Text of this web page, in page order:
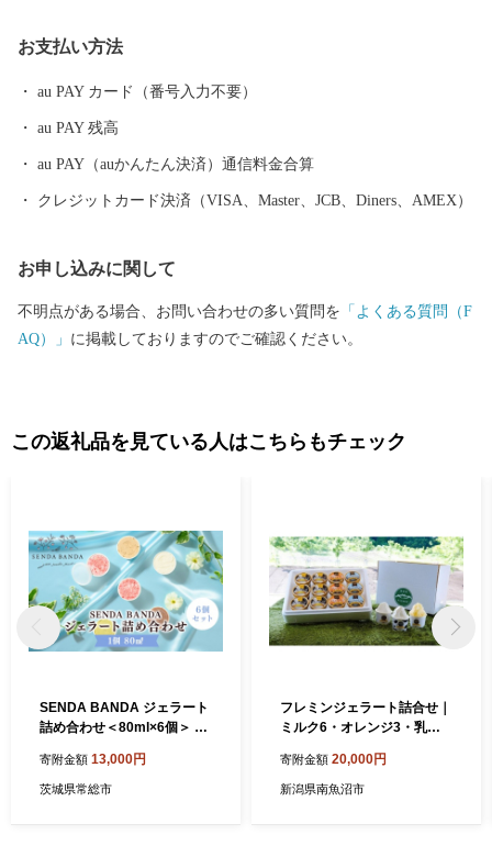
ふるさと”です！(同市丸岡町はコシヒカリ開発者 石墨博士の故郷
織による織マークは国内シェアの80％を占めております。 また、
景勝地「東尋坊」に代表される海岸線や現存十二天守として知ら
れる「丸岡城」などを有することでも有名です。 心から笑顔にな
ただいた個人情報は、坂井市が責任をもって管理し、関係法令で
せていただき、その手段として、電子メールの配信やパンフレッ
ご連絡ください。
お支払い方法
au PAY カード（番号入力不要）
au PAY 残高
au PAY（auかんたん決済）通信料金合算
クレジットカード決済（VISA、Master、JCB、Diners、AMEX）
お申し込みに関して
不明点がある場合、お問い合わせの多い質問を 「よくある質問（F
AQ）」 に掲載しておりますのでご確認ください。
この返礼品を見ている人はこちらもチェック
SENDA BANDA ジェラート
詰め合わせ＜80ml×6個＞ 濃
ク リッチチョコレート 自家
焙煎ピスタチオ 常総ミルク
寄附金額 13,000円
茨城県常総市
フレミンジェラート詰合せ｜
ミルク6・オレンジ3・乳酸
ート 乳酸菌 シャーベット ア
イス アイスクリームデザー
寄附金額 20,000円
新潟県南魚沼市